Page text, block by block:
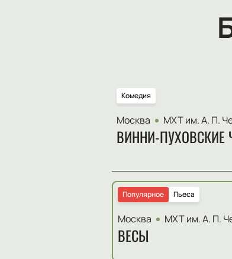
Комедия
Москва МХТ им. А. П.
ВИННИ-ПУХОВСКИЕ
Пьеса
Популярное
Москва МХТ им. А. П.
ВЕСЫ